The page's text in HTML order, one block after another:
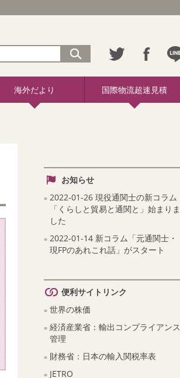
海外だより 国際物流超速見積
お知らせ
2022-01-26 現役通関士の新コラム
「くらしと貿易と通関と」始まりま
した
2022-01-14 新コラム「元通関士・
現FPのあれこれ話」がスタート
便利サイトリンク
世界の株価
経済産業省：輸出コンプライアンス
管理
財務省：日本の輸入関税率表
JETRO